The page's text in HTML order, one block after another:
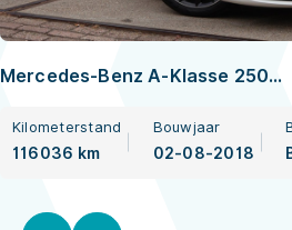
Mercedes-Benz A-Klasse 250
SFEER l NIGHT l MATRIX l EL-
STOEL l 19INCH
Kilometerstand
116036 km
Bouwjaar
02-08-2018